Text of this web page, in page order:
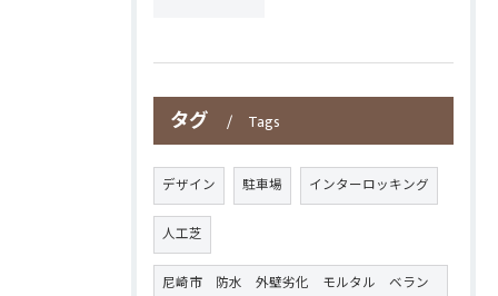
タグ Tags
デザイン 駐車場 インターロッキング
人工芝
尼崎市 防水 外壁劣化 モルタル ベラン